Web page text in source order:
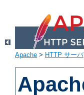
Apache > HTTP サーバ